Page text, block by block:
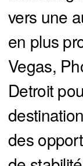
vers une
en plus
Vegas,
Detroit
des